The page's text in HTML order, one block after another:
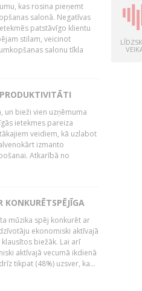
kas rosina pieņemt
salonā. Negatīvas
patstāvīgo klientu
stilam, veicinot
salonu tīkla
un bieži vien uzņēmuma
ietekmes pareiza
veidiem, kā uzlabot
izmanto
Atkarībā no
mūzika spēj konkurēt ar
ekonomiski aktīvajā
biežāk. Lai arī
aktīvajā vecumā ikdienā
tikpat (48%) uzsver, ka...